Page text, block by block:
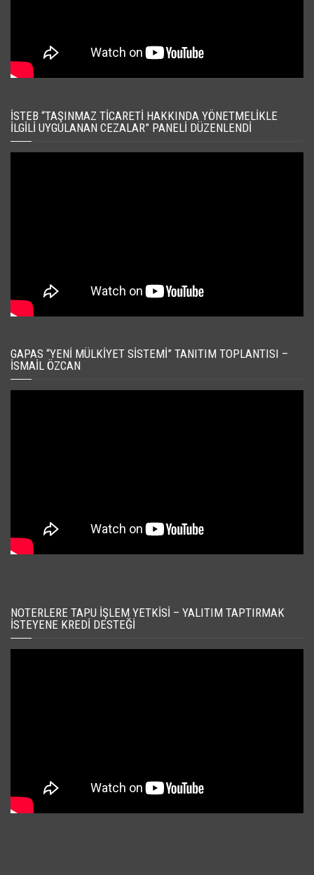
İSTEB “TAŞINMAZ TICARETI HAKKINDA YÖNETMELIKLE
İLGILI UYGULANAN CEZALAR” PANELI DÜZENLENDI
GAPAS “YENI MÜLKIYET SISTEMI” TANITIM TOPLANTISI –
İSMAIL ÖZCAN
NOTERLERE TAPU İŞLEM YETKISI – YALITIM TAPTIRMAK
İSTEYENE KREDI DESTEĞI